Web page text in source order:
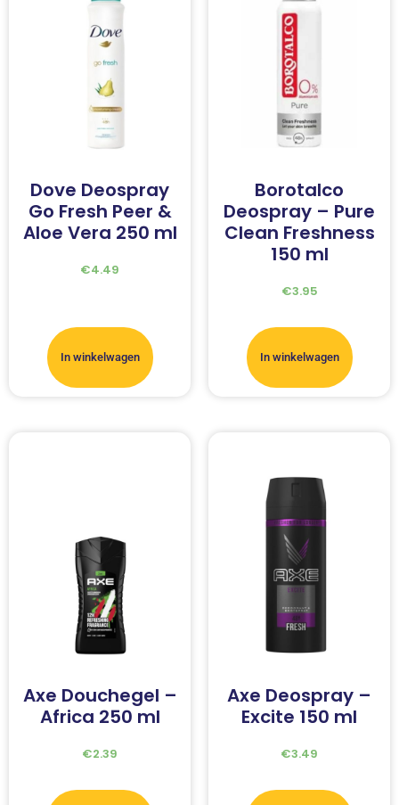
Dove Deospray
Go Fresh Peer &
Aloe Vera 250 ml
€4.49
In winkelwagen
Borotalco
Deospray – Pure
Clean Freshness
150 ml
€3.95
In winkelwagen
Axe Douchegel –
Africa 250 ml
€2.39
Axe Deospray –
Excite 150 ml
€3.49